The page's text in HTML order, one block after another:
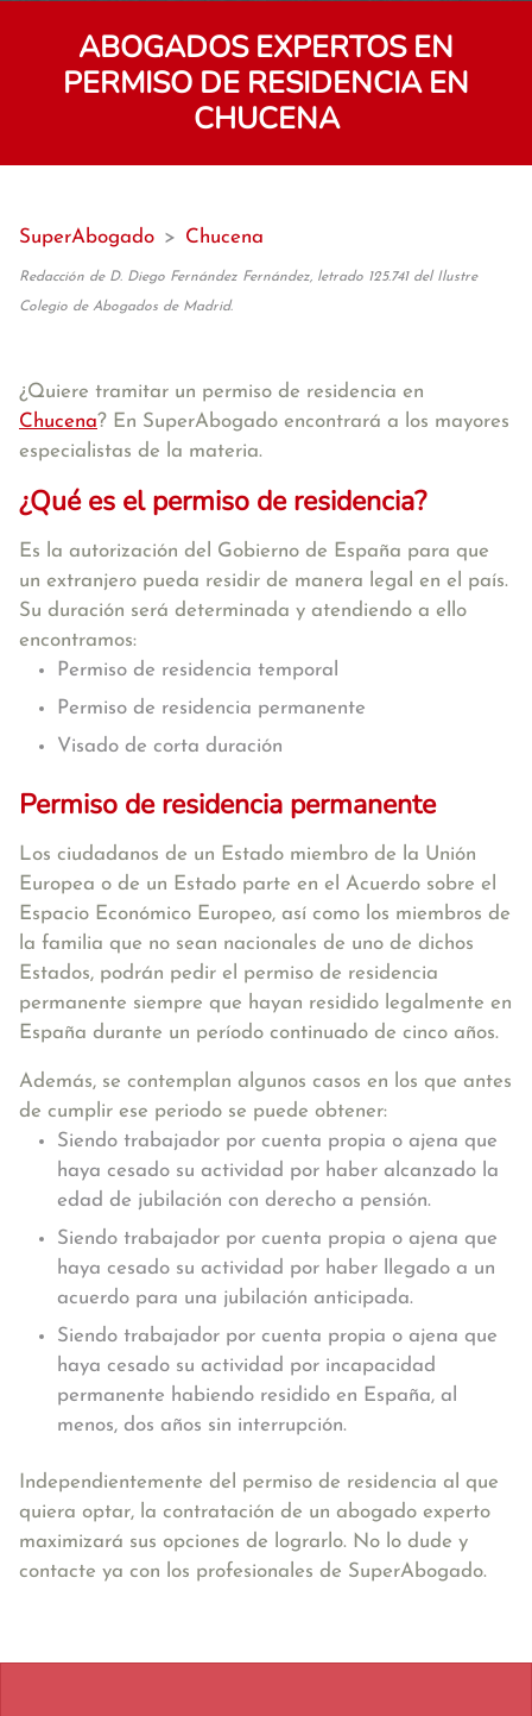
ABOGADOS EXPERTOS EN
PERMISO DE RESIDENCIA EN
CHUCENA
SuperAbogado > Chucena
Redacción de D. Diego Fernández Fernández, letrado 125.741 del Ilustre
Colegio de Abogados de Madrid.
¿Quiere tramitar un permiso de residencia en
Chucena? En SuperAbogado encontrará a los mayores
especialistas de la materia.
¿Qué es el permiso de residencia?
Es la autorización del Gobierno de España para que
un extranjero pueda residir de manera legal en el país.
Su duración será determinada y atendiendo a ello
encontramos:
Permiso de residencia temporal
Permiso de residencia permanente
Visado de corta duración
Permiso de residencia permanente
Los ciudadanos de un Estado miembro de la Unión
Europea o de un Estado parte en el Acuerdo sobre el
Espacio Económico Europeo, así como los miembros de
la familia que no sean nacionales de uno de dichos
Estados, podrán pedir el permiso de residencia
permanente siempre que hayan residido legalmente en
España durante un período continuado de cinco años.
Además, se contemplan algunos casos en los que antes
de cumplir ese periodo se puede obtener:
Siendo trabajador por cuenta propia o ajena que
haya cesado su actividad por haber alcanzado la
edad de jubilación con derecho a pensión.
Siendo trabajador por cuenta propia o ajena que
haya cesado su actividad por haber llegado a un
acuerdo para una jubilación anticipada.
Siendo trabajador por cuenta propia o ajena que
haya cesado su actividad por incapacidad
permanente habiendo residido en España, al
menos, dos años sin interrupción.
Independientemente del permiso de residencia al que
quiera optar, la contratación de un abogado experto
maximizará sus opciones de lograrlo. No lo dude y
contacte ya con los profesionales de SuperAbogado.